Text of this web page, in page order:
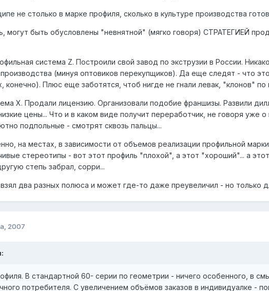
не столько в марке профиля, сколько в культуре производства
могут быть обусловлены "невнятной" (мягко говоря) СТРАТЕГИЕЙ
система Z. Построили свой завод по экструзии в России.
(минуя оптовиков перекупщиков). Да еще следят - что
конечно). Плюс еще заботятся, чтоб нигде не гнали левак, "клонов"
Х. Продали лицензию. Организовали подобие франшизы. Развили
цены... Что и в каком виде получит переработчик, не говоря
подпольные - смотрят сквозь пальцы...
на местах, в зависимости от объемов реализации профильной
стереотипы - вот этот профиль "плохой", а этот "хороший"... а
степь забрал, сорри...
взял два разных полюса и может где-то даже преувеличил - но только
2007
В стандартной 60- серии по геометрии - ничего особенного, в
потребителя. С увеличением объёмов заказов в индивидуалке -